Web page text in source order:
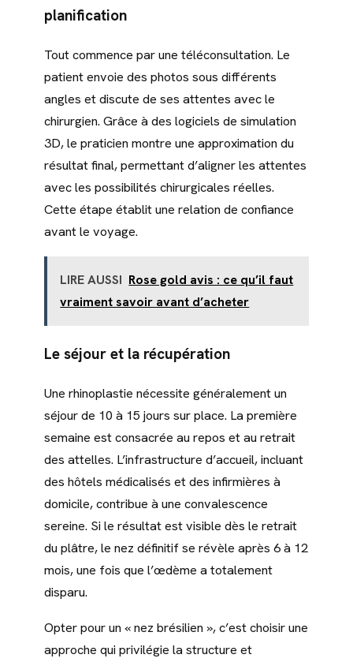
planification
Tout commence par une téléconsultation. Le
patient envoie des photos sous différents
angles et discute de ses attentes avec le
chirurgien. Grâce à des logiciels de simulation
3D, le praticien montre une approximation du
résultat final, permettant d’aligner les attentes
avec les possibilités chirurgicales réelles.
Cette étape établit une relation de confiance
avant le voyage.
LIRE AUSSI Rose gold avis : ce qu’il faut
vraiment savoir avant d’acheter
Le séjour et la récupération
Une rhinoplastie nécessite généralement un
séjour de 10 à 15 jours sur place. La première
semaine est consacrée au repos et au retrait
des attelles. L’infrastructure d’accueil, incluant
des hôtels médicalisés et des infirmières à
domicile, contribue à une convalescence
sereine. Si le résultat est visible dès le retrait
du plâtre, le nez définitif se révèle après 6 à 12
mois, une fois que l’œdème a totalement
disparu.
Opter pour un « nez brésilien », c’est choisir une
approche qui privilégie la structure et